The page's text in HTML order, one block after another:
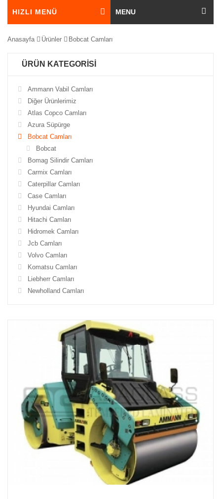
HIZLI MENÜ MENU
Anasayfa Ürünler Bobcat Camları
ÜRÜN KATEGORİSİ
Ammann Vabil Camları
Diğer Ürünlerimiz
Atlas Copco Camları
Azura Süpürge
Bobcat Camları
Bobcat
Bomag Silindir Camları
Carmix Camları
Caterpillar Camları
Case Camları
Hyundai Camları
Hitachi Camları
Hidromek Camları
Jcb Camları
Volvo Camları
Komatsu Camları
Liebherr Camları
Newholland Camları